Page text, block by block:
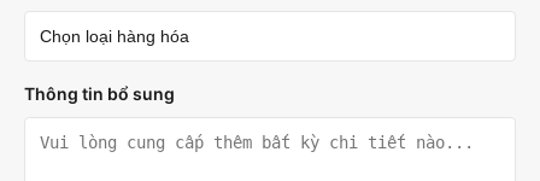
Thông tin bổ sung